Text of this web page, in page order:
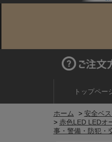
トップペー
ホーム > 安全ベス
> 赤色LED LEDオ
事・警備・防犯・